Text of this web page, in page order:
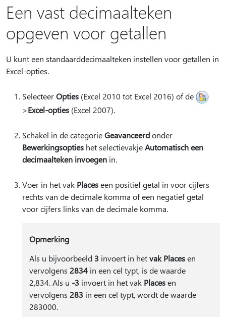
Een vast decimaalteken
opgeven voor getallen
U kunt een standaarddecimaalteken instellen voor getallen in
Excel-opties.
SelecteerOpties (Excel 2010 tot Excel 2016) of de
>Excel-opties (Excel 2007).
Schakel in de categorieGeavanceerdonder
Bewerkingsopties het selectievakjeAutomatisch een
decimaalteken invoegen in.
Voer in het vak Placeseen positief getal in voor cijfers
rechts van de decimale komma of een negatief getal
voor cijfers links van de decimale komma.
Opmerking
Als u bijvoorbeeld 3 invoert in hetvak Placesen
vervolgens 2834in een cel typt, is de waarde
2,834. Als u -3 invoert in het vak Placesen
vervolgens 283 in een cel typt, wordt de waarde
283000.